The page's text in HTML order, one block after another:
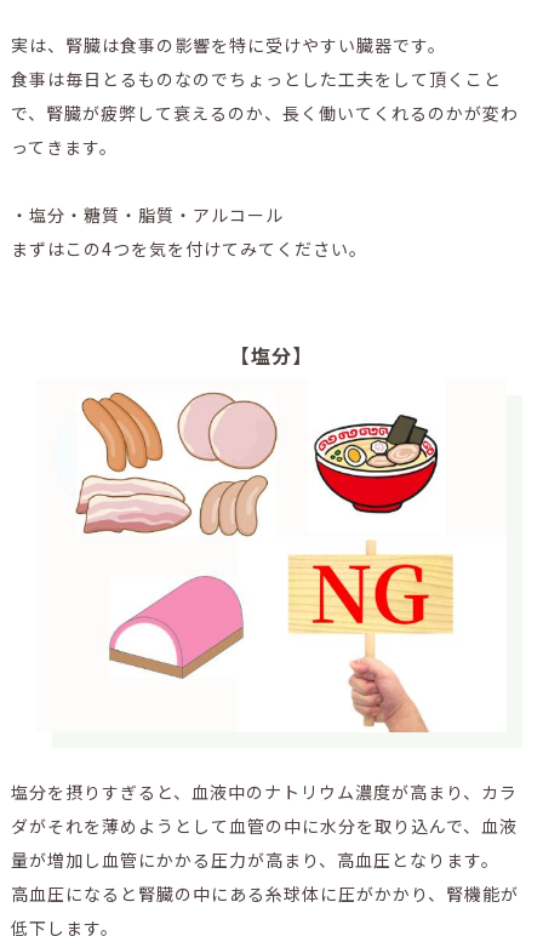
実は、腎臓は食事の影響を特に受けやすい臓器です。
食事は毎日とるものなのでちょっとした工夫をして頂くこと
で、腎臓が疲弊して衰えるのか、長く働いてくれるのかが変わ
ってきます。
・塩分・糖質・脂質・アルコール
まずはこの4つを気を付けてみてください。
【塩分】
塩分を摂りすぎると、血液中のナトリウム濃度が高まり、カラ
ダがそれを薄めようとして血管の中に水分を取り込んで、血液
量が増加し血管にかかる圧力が高まり、高血圧となります。
高血圧になると腎臓の中にある糸球体に圧がかかり、腎機能が
低下します。